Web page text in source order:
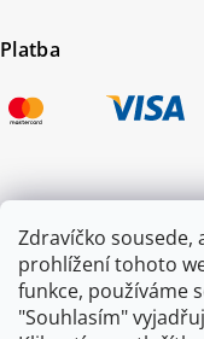
Zdravíčko
prohlížení tohoto
funkce, používáme
"Souhlasím"
Platba
Certifikace